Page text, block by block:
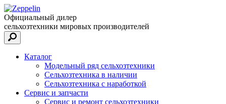
Официальный дилер
сельхозтехники мировых производителей
Каталог
Модельный ряд сельхозтехники
Сельхозтехника в наличии
Сельхозтехника с наработкой
Сервис и запчасти
Сервис и ремонт сельхозтехники